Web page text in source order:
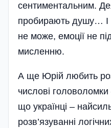
сентиментальним.
пробирають душу… І
не може, емоції не
мисленню.
А ще Юрій любить
числові
що українці –
розв’язуванні